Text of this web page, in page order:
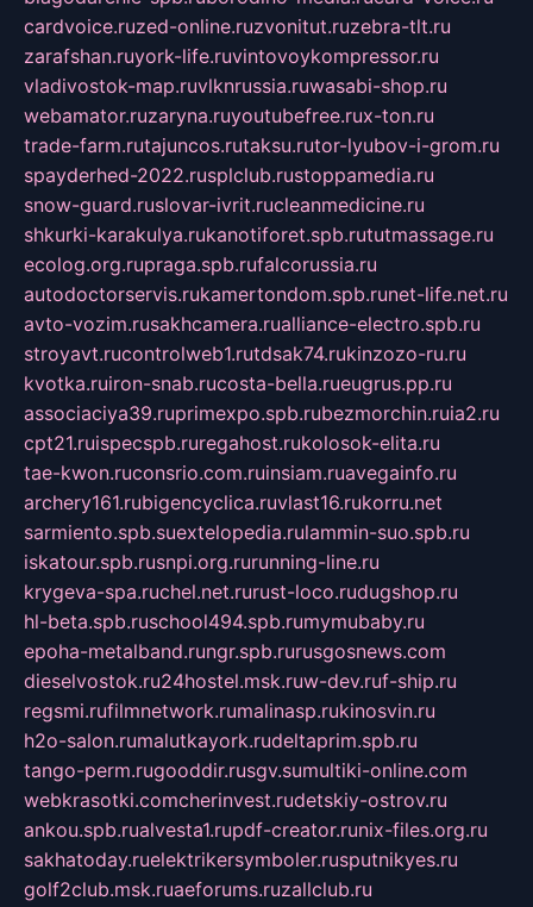
cardvoice.ruzed-online.ruzvonitut.ruzebra-tlt.ru
zarafshan.ruyork-life.ruvintovoykompressor.ru
vladivostok-map.ruvlknrussia.ruwasabi-shop.ru
webamator.ruzaryna.ruyoutubefree.rux-ton.ru
trade-farm.rutajuncos.rutaksu.rutor-lyubov-i-grom.ru
spayderhed-2022.rusplclub.rustoppamedia.ru
snow-guard.ruslovar-ivrit.rucleanmedicine.ru
shkurki-karakulya.rukanotiforet.spb.rututmassage.ru
ecolog.org.rupraga.spb.rufalcorussia.ru
autodoctorservis.rukamertondom.spb.runet-life.net.ru
avto-vozim.rusakhcamera.rualliance-electro.spb.ru
stroyavt.rucontrolweb1.rutdsak74.rukinzozo-ru.ru
kvotka.ruiron-snab.rucosta-bella.rueugrus.pp.ru
associaciya39.ruprimexpo.spb.rubezmorchin.ruia2.ru
cpt21.ruispecspb.ruregahost.rukolosok-elita.ru
tae-kwon.ruconsrio.com.ruinsiam.ruavegainfo.ru
archery161.rubigencyclica.ruvlast16.rukorru.net
sarmiento.spb.suextelopedia.rulammin-suo.spb.ru
iskatour.spb.rusnpi.org.rurunning-line.ru
krygeva-spa.ruchel.net.rurust-loco.rudugshop.ru
hl-beta.spb.ruschool494.spb.rumymubaby.ru
epoha-metalband.rungr.spb.rurusgosnews.com
dieselvostok.ru24hostel.msk.ruw-dev.ruf-ship.ru
regsmi.rufilmnetwork.rumalinasp.rukinosvin.ru
h2o-salon.rumalutkayork.rudeltaprim.spb.ru
tango-perm.rugooddir.rusgv.sumultiki-online.com
webkrasotki.comcherinvest.rudetskiy-ostrov.ru
ankou.spb.rualvesta1.rupdf-creator.runix-files.org.ru
sakhatoday.ruelektrikersymboler.rusputnikyes.ru
golf2club.msk.ruaeforums.ruzallclub.ru